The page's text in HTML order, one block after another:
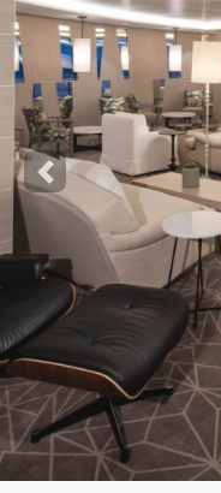
Next